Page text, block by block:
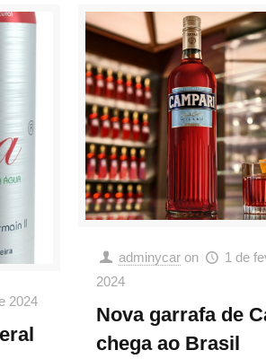
2024
adminycar on
1 de
2024
Nova garrafa de
chega ao Brasil